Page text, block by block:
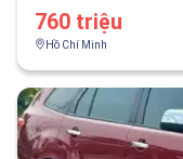
760 triệu
Hồ Chí Minh